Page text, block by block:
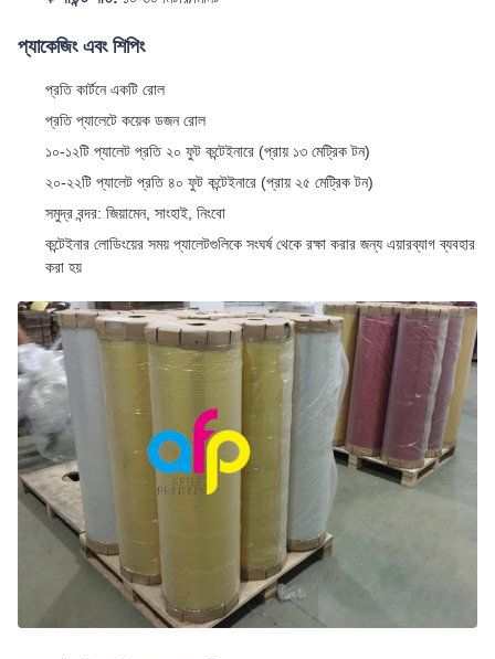
প্যাকেজিং এবং শিপিং
প্রতি কার্টনে একটি রোল
প্রতি প্যালেটে কয়েক ডজন রোল
১০-১২টি প্যালেট প্রতি ২০ ফুট কন্টেইনারে (প্রায় ১৩ মেট্রিক টন)
২০-২২টি প্যালেট প্রতি ৪০ ফুট কন্টেইনারে (প্রায় ২৫ মেট্রিক টন)
সমুদ্র বন্দর: জিয়ামেন, সাংহাই, নিংবো
কন্টেইনার লোডিংয়ের সময় প্যালেটগুলিকে সংঘর্ষ থেকে রক্ষা করার জন্য এয়ারব্যাগ ব্যবহার
করা হয়